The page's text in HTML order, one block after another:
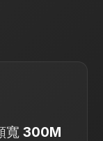
寬 300M